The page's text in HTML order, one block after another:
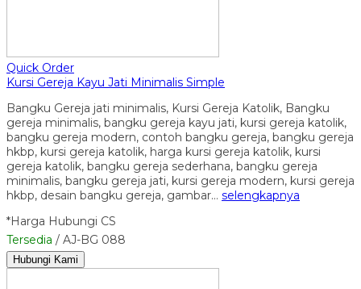
Quick Order
Kursi Gereja Kayu Jati Minimalis Simple
Bangku Gereja jati minimalis, Kursi Gereja Katolik, Bangku
gereja minimalis, bangku gereja kayu jati, kursi gereja katolik,
bangku gereja modern, contoh bangku gereja, bangku gereja
hkbp, kursi gereja katolik, harga kursi gereja katolik, kursi
gereja katolik, bangku gereja sederhana, bangku gereja
minimalis, bangku gereja jati, kursi gereja modern, kursi gereja
hkbp, desain bangku gereja, gambar… selengkapnya
*Harga Hubungi CS
Tersedia / AJ-BG 088
Hubungi Kami